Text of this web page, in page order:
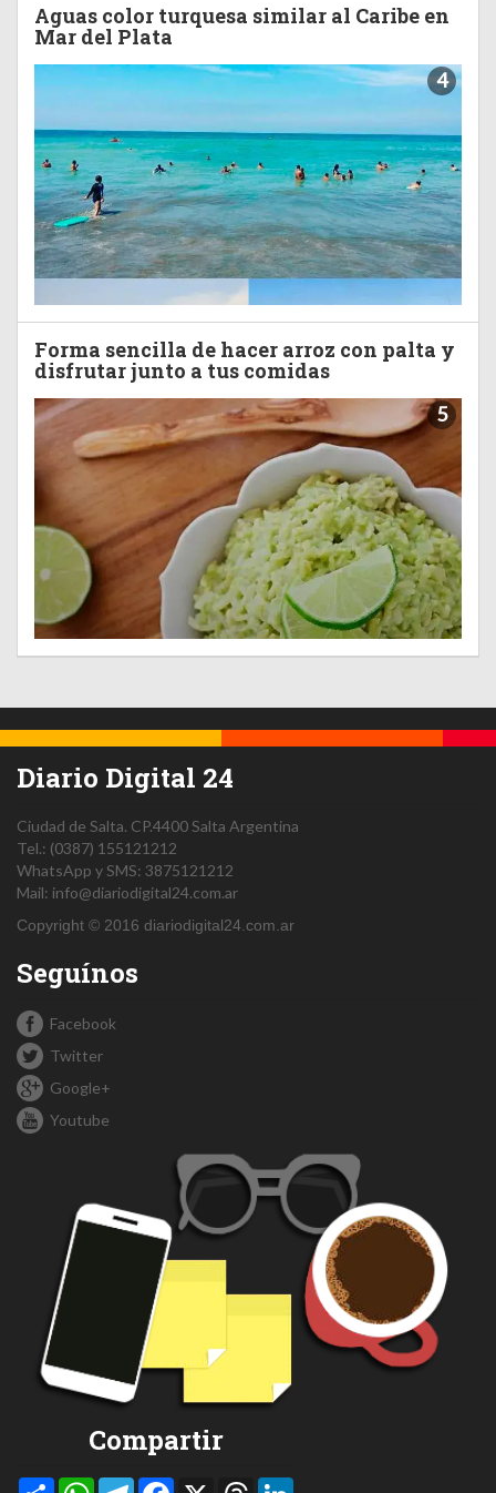
Aguas color turquesa similar al Caribe en
Mar del Plata
4
Forma sencilla de hacer arroz con palta y
disfrutar junto a tus comidas
5
Diario Digital 24
Ciudad de Salta. CP.4400Salta Argentina
Tel.: (0387) 155121212
WhatsApp y SMS: 3875121212
Mail: info@diariodigital24.com.ar
Copyright © 2016 diariodigital24.com.ar
Seguínos
Facebook
Twitter
Google+
Youtube
Compartir
CompartirWhatsAppTelegramFacebook Threads